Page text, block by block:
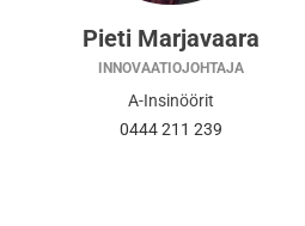
Pieti Marjavaara
INNOVAATIOJOHTAJA
A-Insinöörit
0444 211 239